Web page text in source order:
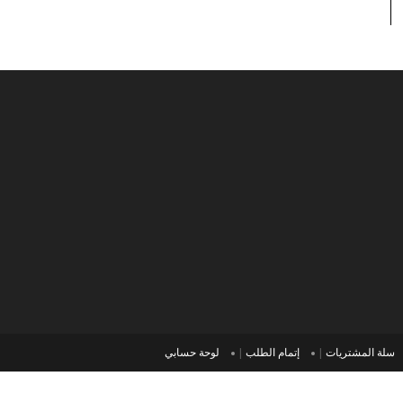
سلة المشتريات إتمام الطلب لوحة حسابي